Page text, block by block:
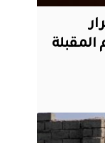
المقبلة